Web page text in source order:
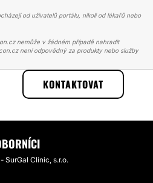
od uživatelů portálu, nikoli od lékařů nebo
nemůže v žádném případě nahradit
není odpovědný za produkty nebo služby
KONTAKTOVAT
VYPADÁVÁNÍ VLASŮ
VLASŮ
SurGal Clinic, s.r.o.